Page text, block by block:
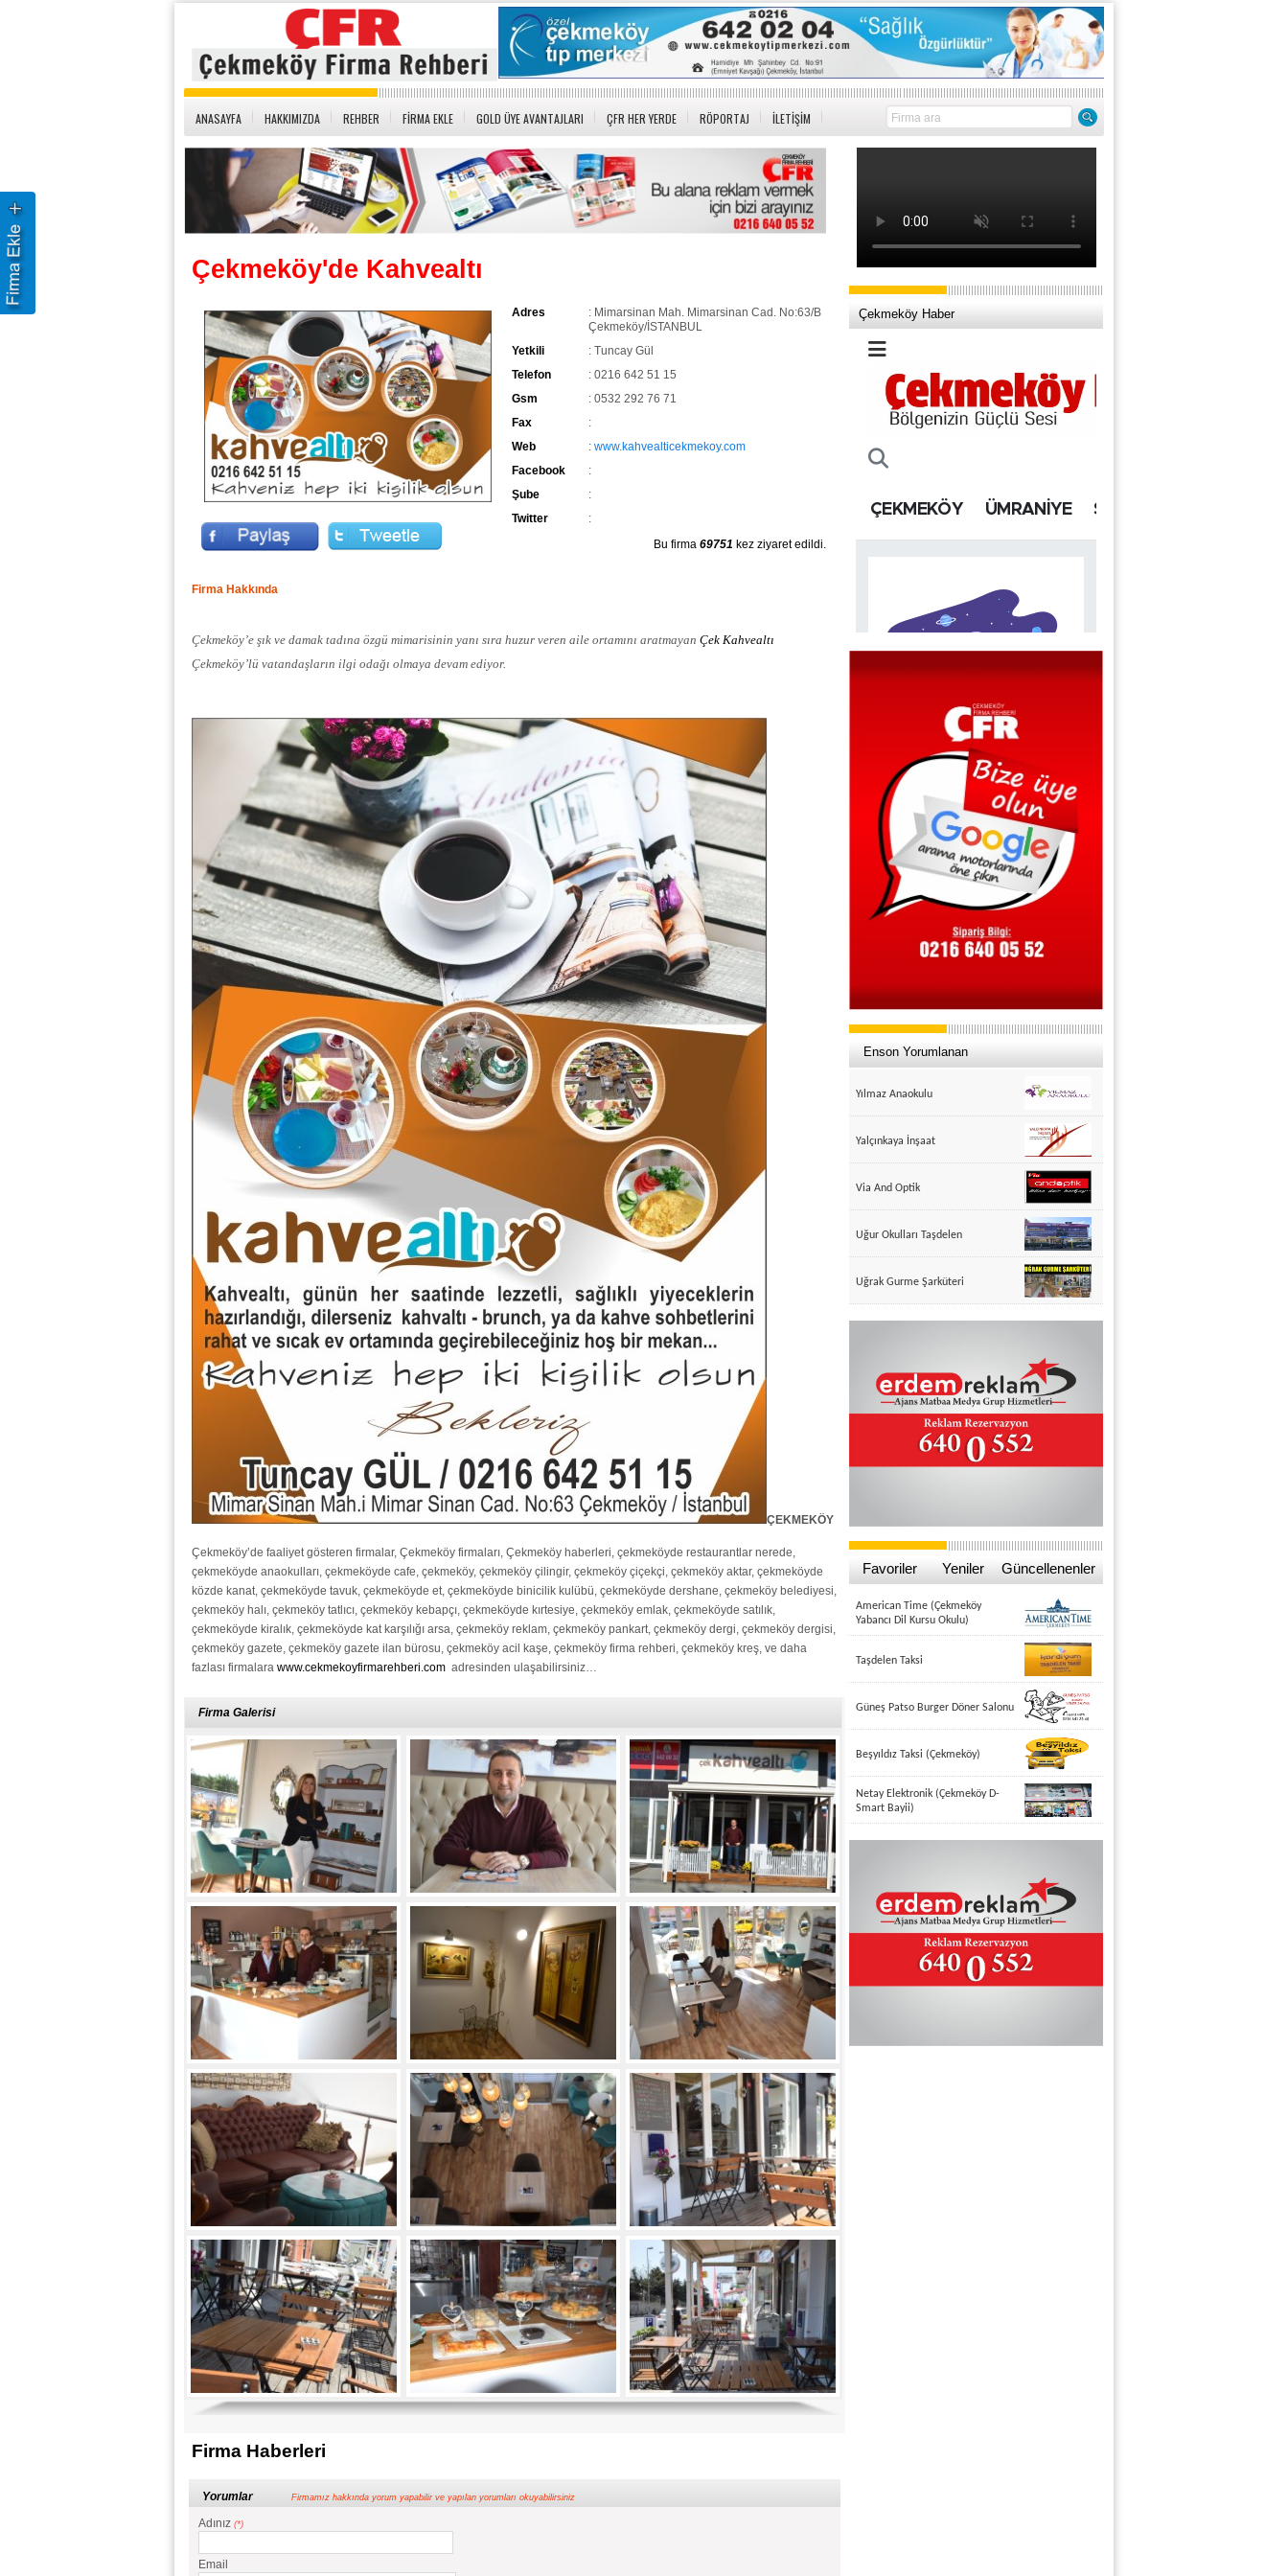
ANASAYFA HAKKIMIZDA REHBER FİRMA EKLE GOLD ÜYE AVANTAJLARI ÇFR HER YERDE RÖPORTAJ İLETİŞİM
Çekmeköy'de Kahvealtı
Adres
: Mimarsinan Mah. Mimarsinan Cad. No:63/B
Çekmeköy/İSTANBUL
Yetkili
: Tuncay Gül
Telefon
: 0216 642 51 15
Gsm
: 0532 292 76 71
Fax
:
Web
: www.kahvealticekmekoy.com
Facebook
:
Şube
:
Twitter
:
Bu firma 69751 kez ziyaret edildi.
Firma Hakkında
Çekmeköy’e şık ve damak tadına özgü mimarisinin yanı sıra huzur veren aile ortamını aratmayan Çek Kahvealtı
Çekmeköy’lü vatandaşların ilgi odağı olmaya devam ediyor.
ÇEKMEKÖY
Çekmeköy’de faaliyet gösteren firmalar, Çekmeköy firmaları, Çekmeköy haberleri, çekmeköyde restaurantlar nerede,
çekmeköyde anaokulları, çekmeköyde cafe, çekmeköy, çekmeköy çilingir, çekmeköy çiçekçi, çekmeköy aktar, çekmeköyde
közde kanat, çekmeköyde tavuk, çekmeköyde et, çekmeköyde binicilik kulübü, çekmeköyde dershane, çekmeköy belediyesi,
çekmeköy halı, çekmeköy tatlıcı, çekmeköy kebapçı, çekmeköyde kırtesiye, çekmeköy emlak, çekmeköyde satılık,
çekmeköyde kiralık, çekmeköyde kat karşılığı arsa, çekmeköy reklam, çekmeköy pankart, çekmeköy dergi, çekmeköy dergisi,
çekmeköy gazete, çekmeköy gazete ilan bürosu, çekmeköy acil kaşe, çekmeköy firma rehberi, çekmeköy kreş, ve daha
fazlası firmalara www.cekmekoyfirmarehberi.com adresinden ulaşabilirsiniz…
Firma Galerisi
Firma Haberleri
Yorumlar Firmamız hakkında yorum yapabilir ve yapılan yorumları okuyabilirsiniz
Adınız (*)
Email
Çekmeköy Haber
Enson Yorumlanan
Yılmaz Anaokulu
Yalçınkaya İnşaat
Via And Optik
Uğur Okulları Taşdelen
Uğrak Gurme Şarküteri
Favoriler Yeniler Güncellenenler
American Time (Çekmeköy
Yabancı Dil Kursu Okulu)
Taşdelen Taksi
Güneş Patso Burger Döner Salonu
Beşyıldız Taksi (Çekmeköy)
Netay Elektronik (Çekmeköy D-
Smart Bayii)